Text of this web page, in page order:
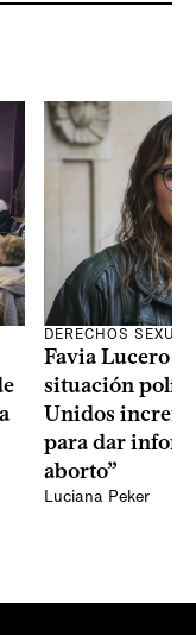
DERECHOS
Favia Lucero
situación
Unidos
para dar
aborto”
Luciana Peker